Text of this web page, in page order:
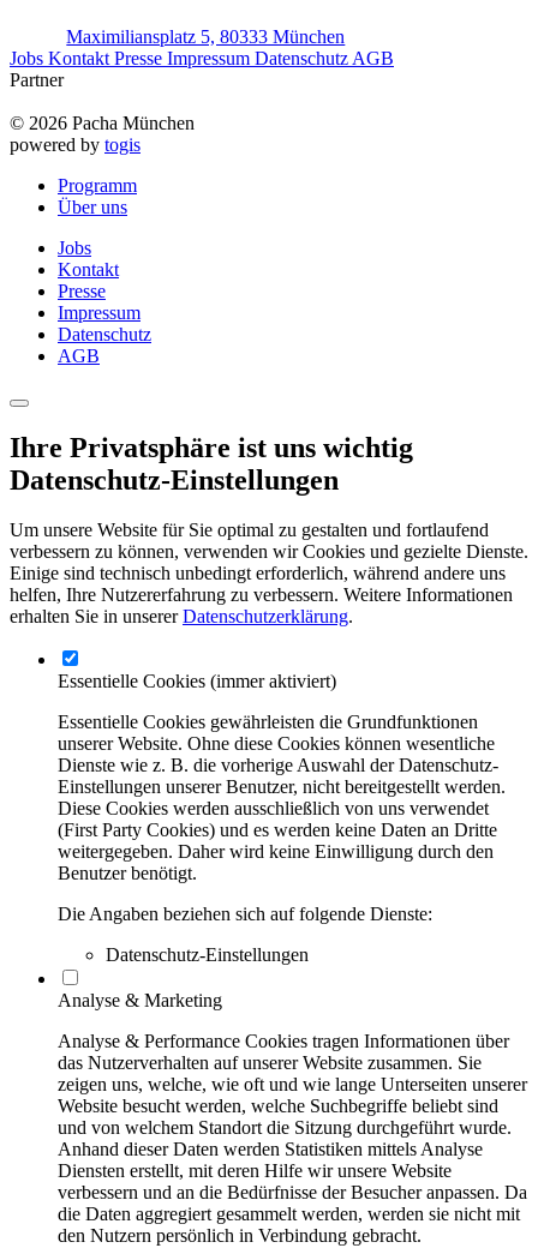
Maximiliansplatz 5, 80333 München
Jobs Kontakt Presse Impressum Datenschutz AGB
Partner
© 2026 Pacha München
powered by togis
Programm
Über uns
Jobs
Kontakt
Presse
Impressum
Datenschutz
AGB
Ihre Privatsphäre ist uns wichtig
Datenschutz-Einstellungen
Um unsere Website für Sie optimal zu gestalten und fortlaufend
verbessern zu können, verwenden wir Cookies und gezielte Dienste.
Einige sind technisch unbedingt erforderlich, während andere uns
helfen, Ihre Nutzererfahrung zu verbessern. Weitere Informationen
erhalten Sie in unsererDatenschutzerklärung.
Essentielle Cookies (immer aktiviert)
Essentielle Cookies gewährleisten die Grundfunktionen
unserer Website. Ohne diese Cookies können wesentliche
Dienste wie z. B. die vorherige Auswahl der Datenschutz-
Einstellungen unserer Benutzer, nicht bereitgestellt werden.
Diese Cookies werden ausschließlich von uns verwendet
(First Party Cookies) und es werden keine Daten an Dritte
weitergegeben. Daher wird keine Einwilligung durch den
Benutzer benötigt.
Die Angaben beziehen sich auf folgende Dienste:
Datenschutz-Einstellungen
Analyse & Marketing
Analyse & Performance Cookies tragen Informationen über
das Nutzerverhalten auf unserer Website zusammen. Sie
zeigen uns, welche, wie oft und wie lange Unterseiten unserer
Website besucht werden, welche Suchbegriffe beliebt sind
und von welchem Standort die Sitzung durchgeführt wurde.
Anhand dieser Daten werden Statistiken mittels Analyse
Diensten erstellt, mit deren Hilfe wir unsere Website
verbessern und an die Bedürfnisse der Besucher anpassen. Da
die Daten aggregiert gesammelt werden, werden sie nicht mit
den Nutzern persönlich in Verbindung gebracht.